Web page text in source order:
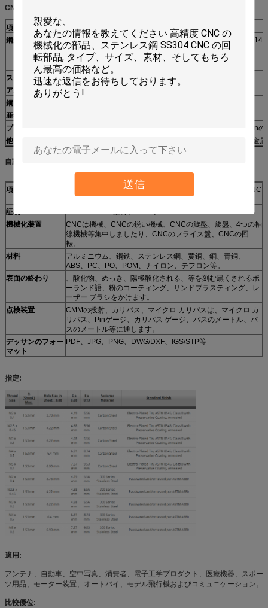
送信
CNCの部品のために利用できる材料
項目
肩ねじ
鋼鉄
8620,86L20、E52100、
proffを、切口100の、圧力の証拠疲れさせて下さい
ステンレス鋼
17-4PH、302,303,304,316,321,416,440,420
アルミニウム
2011,20246061,6063,6262,7075,5052
銅
亜鉛
プラスチック
ABS、PCBのPC、ナイロン、アセタール、Celcon、Delronの
他
青銅、黄銅、炭素鋼、穏やかな鋼鉄、堅くされた金属、貴金属
自動lathe& CNCの技術仕様は機械化の部品を旋盤にかけます
項目
parts/CNCの鋭い部品を回すparts/CNCを製粉するparts/CNC
を機械で造るOEMの自動車部品/CNCの旋盤parts/CNC
証明
機械化装置
CNCは機械、CNCの鋭い機械、CNCの旋盤、旋盤、4つの軸
線機械等集中しましたり、CNCのフライス盤、CNCの回
転。
材料
アルミニウム、鋼鉄、ステンレス鋼、黄銅、銅、青銅、
ABS、PC、PO、POM、ナイロン、テフロン等。
表面の終わり
、酸化物、めっき、陽極酸化される、等を刻む黒くされるポ
ーランド語、粉のコーティング、サンドブラスティング、レ
ーザー ブラシをかけます。
点検装置
CMMの投射、カリパス、マイクロ カリパスは、マイクロ カ
リパス、Pinゲージ、カリパス ゲージ、パスのメートル、パ
スのメートル等に通します。
デッサンのフォー
マット
PDF、JPG、PNG、DWG/DXF、IGS/STP等
指定:
適用:
アンテナ、自動車、空中写真、消費者、電子工学プロダクト、医療機器、スポー
ツ用品、モーター装置、オートバイ、モデル飛行機およびコミュニケーション。
比較優位: